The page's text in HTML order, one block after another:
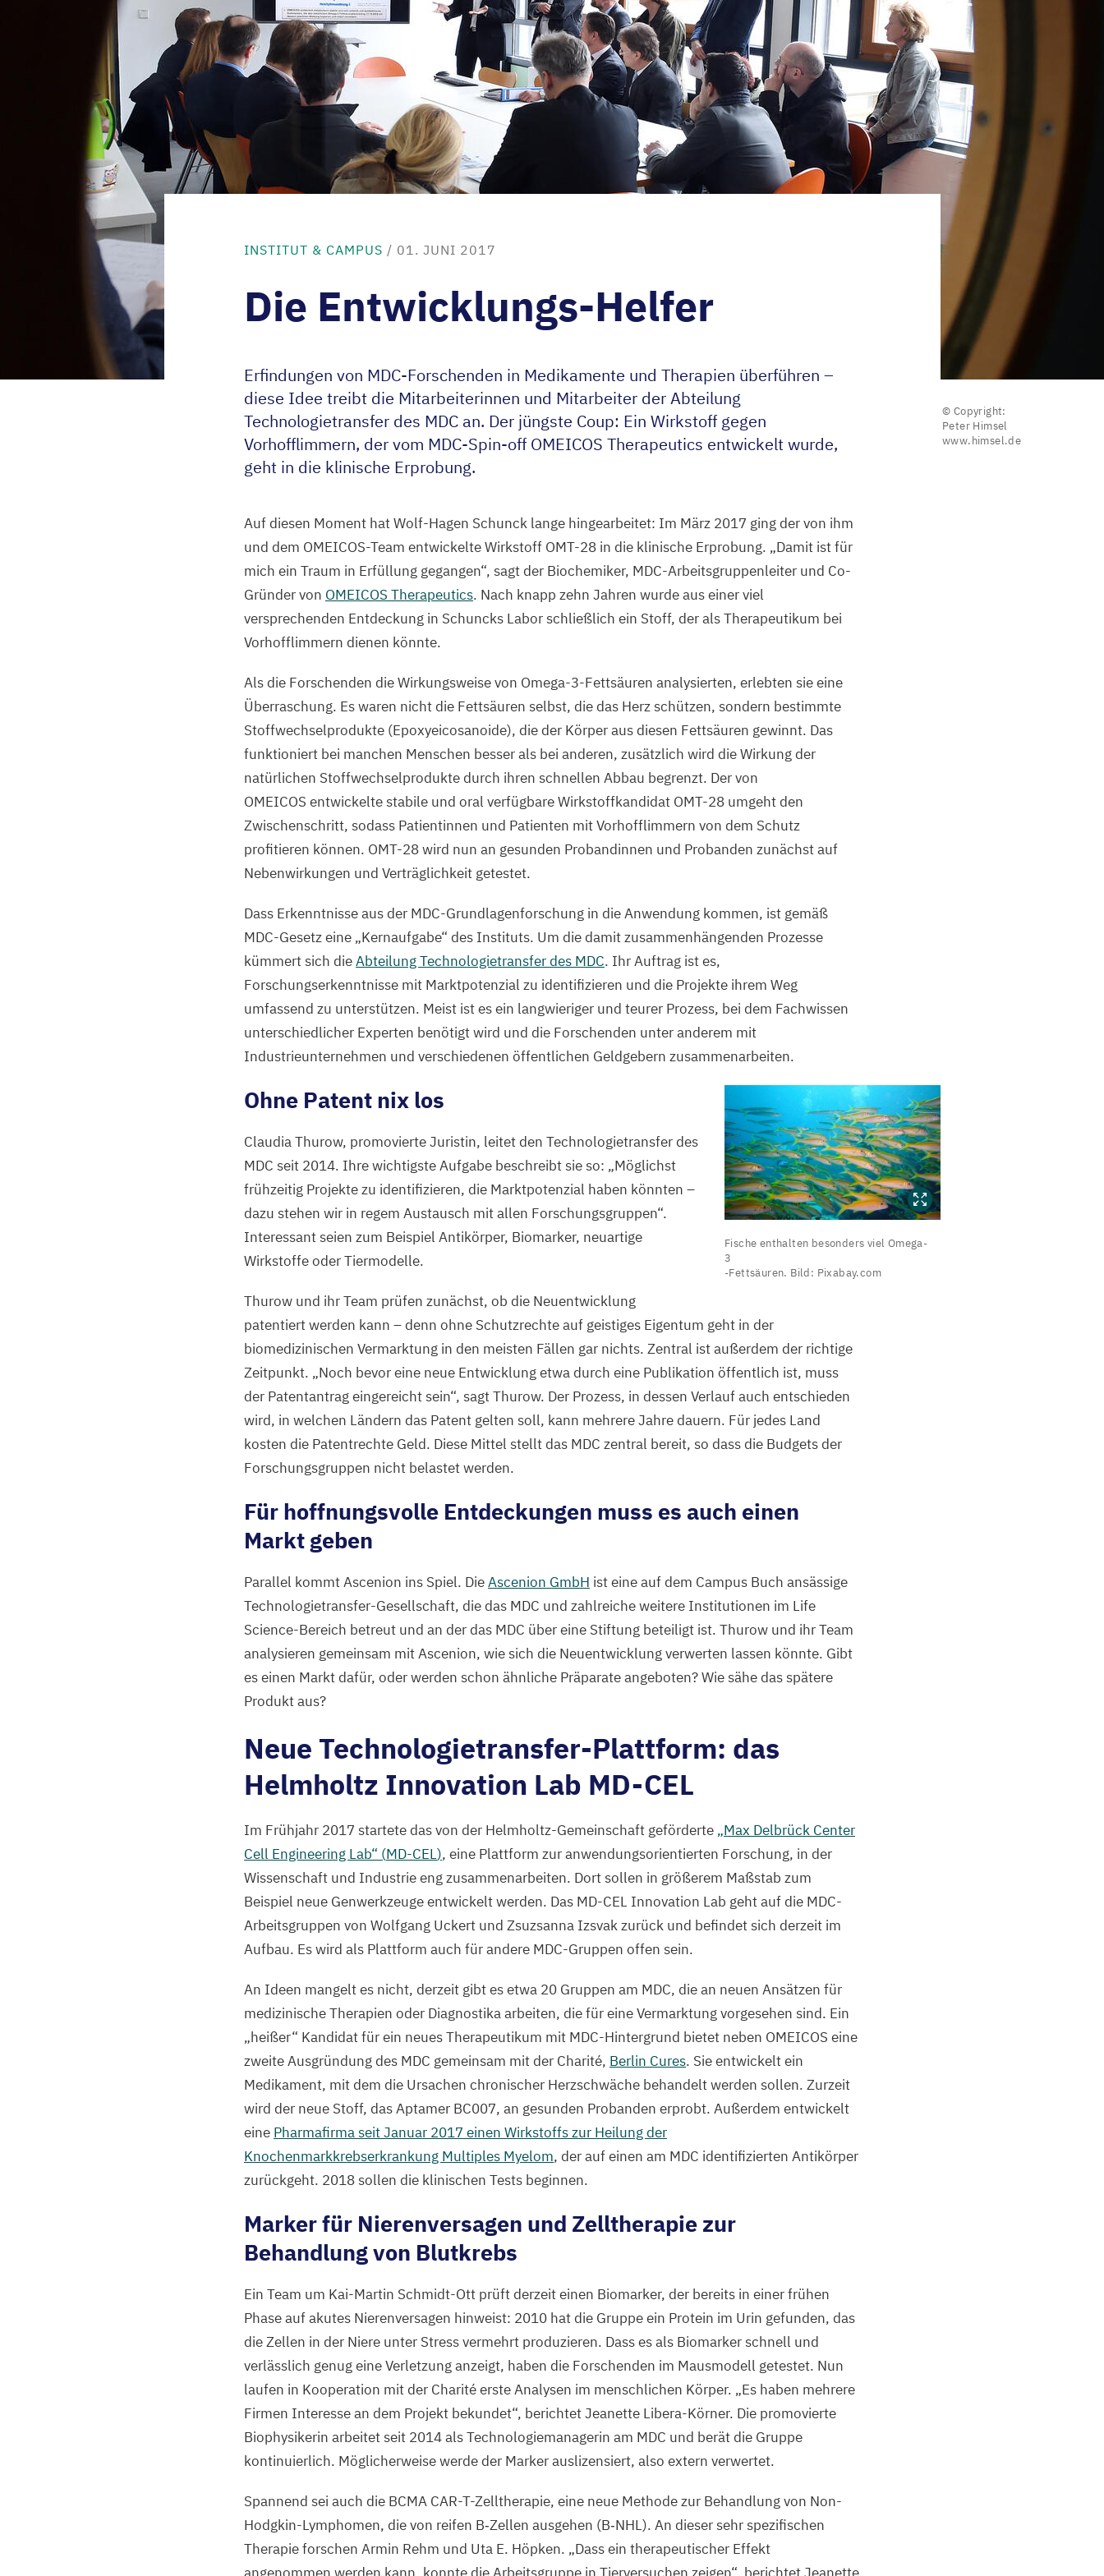
© Copyright:
Peter Himsel
www.himsel.de
INSTITUT & CAMPUS / 01. JUNI 2017
Die Entwicklungs-Helfer
Erfindungen von MDC-Forschenden in Medikamente und Therapien überführen –
diese Idee treibt die Mitarbeiterinnen und Mitarbeiter der Abteilung
Technologietransfer des MDC an. Der jüngste Coup: Ein Wirkstoff gegen
Vorhofflimmern, der vom MDC-Spin-off OMEICOS Therapeutics entwickelt wurde,
geht in die klinische Erprobung.
Auf diesen Moment hat Wolf-Hagen Schunck lange hingearbeitet: Im März 2017 ging der von ihm
und dem OMEICOS-Team entwickelte Wirkstoff OMT-28 in die klinische Erprobung. „Damit ist für
mich ein Traum in Erfüllung gegangen“, sagt der Biochemiker, MDC-Arbeitsgruppenleiter und Co-
Gründer von OMEICOS Therapeutics. Nach knapp zehn Jahren wurde aus einer viel
versprechenden Entdeckung in Schuncks Labor schließlich ein Stoff, der als Therapeutikum bei
Vorhofflimmern dienen könnte.
Als die Forschenden die Wirkungsweise von Omega-3-Fettsäuren analysierten, erlebten sie eine
Überraschung. Es waren nicht die Fettsäuren selbst, die das Herz schützen, sondern bestimmte
Stoffwechselprodukte (Epoxyeicosanoide), die der Körper aus diesen Fettsäuren gewinnt. Das
funktioniert bei manchen Menschen besser als bei anderen, zusätzlich wird die Wirkung der
natürlichen Stoffwechselprodukte durch ihren schnellen Abbau begrenzt. Der von
OMEICOS entwickelte stabile und oral verfügbare Wirkstoffkandidat OMT-28 umgeht den
Zwischenschritt, sodass Patientinnen und Patienten mit Vorhofflimmern von dem Schutz
profitieren können. OMT-28wird nun an gesunden Probandinnen und Probanden zunächst auf
Nebenwirkungen und Verträglichkeit getestet.
Dass Erkenntnisse aus der MDC-Grundlagenforschung in die Anwendung kommen, ist gemäß
MDC-Gesetz eine „Kernaufgabe“ des Instituts. Um die damit zusammenhängenden Prozesse
kümmert sich dieAbteilung Technologietransfer des MDC. Ihr Auftrag ist es,
Forschungserkenntnisse mit Marktpotenzial zu identifizieren und die Projekte ihrem Weg
umfassend zu unterstützen. Meist ist es ein langwieriger und teurer Prozess, bei dem Fachwissen
unterschiedlicher Experten benötigt wird und die Forschenden unter anderem mit
Industrieunternehmen und verschiedenen öffentlichen Geldgebern zusammenarbeiten.
enthalten
besonders
Omega-
Fettsäuren.
Bild:
Pix​
abay​
.com
Fische enthalten besonders viel Omega-
3
-Fettsäuren. Bild: Pix​abay​.com
Ohne Patent nix los
Claudia Thurow, promovierte Juristin, leitet den Technologietransfer des
MDC seit 2014. Ihre wichtigste Aufgabe beschreibt sie so: „Möglichst
frühzeitig Projekte zu identifizieren, die Marktpotenzial haben könnten –
dazu stehen wir in regem Austausch mit allen Forschungsgruppen“.
Interessant seien zum Beispiel Antikörper, Biomarker, neuartige
Wirkstoffe oder Tiermodelle.
Thurow und ihr Team prüfen zunächst, ob die Neuentwicklung
patentiert werden kann – denn ohne Schutzrechte auf geistiges Eigentum geht in der
biomedizinischen Vermarktung in den meisten Fällen gar nichts. Zentral ist außerdem der richtige
Zeitpunkt. „Noch bevor eine neue Entwicklung etwa durch eine Publikation öffentlich ist, muss
der Patentantrag eingereicht sein“, sagt Thurow. Der Prozess, in dessen Verlauf auch entschieden
wird, in welchen Ländern das Patent gelten soll, kann mehrere Jahre dauern. Für jedes Land
kosten die Patentrechte Geld. Diese Mittel stellt das MDC zentral bereit, so dass die Budgets der
Forschungsgruppen nicht belastet werden.
Für hoffnungsvolle Entdeckungen muss es auch einen
Markt geben
Parallel kommt Ascenion ins Spiel. DieAscenion GmbH ist eine auf dem Campus Buch ansässige
Technologietransfer-Gesellschaft, die das MDC und zahlreiche weitere Institutionen im Life
Science-Bereich betreut und an der das MDC über eine Stiftung beteiligt ist. Thurow und ihr Team
analysieren gemeinsam mit Ascenion, wie sich die Neuentwicklung verwerten lassen könnte. Gibt
es einen Markt dafür, oder werden schon ähnliche Präparate angeboten? Wie sähe das spätere
Produkt aus?
Neue Technologietransfer-Plattform: das
Helmholtz Innovation Lab MD-CEL
Im Frühjahr 2017 startete das von der Helmholtz-Gemeinschaft geförderte „Max Delbrück Center
Cell Engineering Lab“ (MD-CEL), eine Plattform zur anwendungsorientierten Forschung, in der
Wissenschaft und Industrie eng zusammenarbeiten. Dort sollen in größerem Maßstab zum
Beispiel neue Genwerkzeuge entwickelt werden. Das MD-CEL Innovation Lab geht auf die MDC-
Arbeitsgruppen von Wolfgang Uckert und Zsuzsanna Izsvak zurück und befindet sich derzeit im
Aufbau. Es wird als Plattform auch für andere MDC-Gruppen offen sein.
An Ideen mangelt es nicht, derzeit gibt es etwa 20 Gruppen am MDC, die an neuen Ansätzen für
medizinische Therapien oder Diagnostika arbeiten, die für eine Vermarktung vorgesehen sind. Ein
„heißer“ Kandidat für ein neues Therapeutikum mit MDC-Hintergrund bietet neben OMEICOS eine
zweite Ausgründung des MDC gemeinsam mit der Charité, Berlin Cures. Sie entwickelt ein
Medikament, mit dem die Ursachen chronischer Herzschwäche behandelt werden sollen. Zurzeit
wird der neue Stoff, das Aptamer BC007, an gesunden Probanden erprobt. Außerdem entwickelt
eine Pharmafirma seit Januar 2017 einen Wirkstoffs zur Heilung der
Knochenmarkkrebserkrankung Multiples Myelom, der auf einen am MDC identifizierten Antikörper
zurückgeht. 2018sollen die klinischen Tests beginnen.
Marker für Nierenversagen und Zelltherapie zur
Behandlung von Blutkrebs
Ein Team um Kai-Martin Schmidt-Ott prüft derzeit einen Biomarker, der bereits in einer frühen
Phase auf akutes Nierenversagen hinweist: 2010 hat die Gruppe ein Protein im Urin gefunden, das
die Zellen in der Niere unter Stress vermehrt produzieren. Dass es als Biomarker schnell und
verlässlich genug eine Verletzung anzeigt, haben die Forschenden im Mausmodell getestet. Nun
laufen in Kooperation mit der Charité erste Analysen im menschlichen Körper. „Es haben mehrere
Firmen Interesse an dem Projekt bekundet“, berichtet Jeanette Libera-Körner. Die promovierte
Biophysikerin arbeitet seit 2014als Technologiemanagerin am MDC und berät die Gruppe
kontinuierlich. Möglicherweise werde der Marker auslizensiert, also extern verwertet.
Spannend sei auch die BCMA CAR-T-Zelltherapie, eine neue Methode zur Behandlung von Non-
Hodgkin-Lymphomen, die von reifen B‑Zellen ausgehen (B‑NHL). An dieser sehr spezifischen
Therapie forschen Armin Rehm und Uta E. Höpken. „Dass ein therapeutischer Effekt